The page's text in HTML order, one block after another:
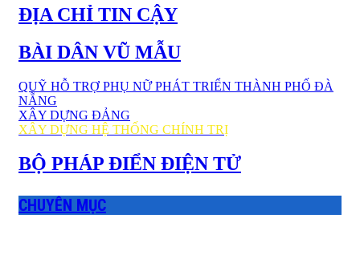
ĐỊA CHỈ TIN CẬY
BÀI DÂN VŨ MẪU
QUỸ HỖ TRỢ PHỤ NỮ PHÁT TRIỂN THÀNH PHỐ ĐÀ
NẴNG
XÂY DỰNG ĐẢNG
XÂY DỰNG HỆ THỐNG CHÍNH TRỊ
BỘ PHÁP ĐIỂN ĐIỆN TỬ
CHUYÊN MỤC